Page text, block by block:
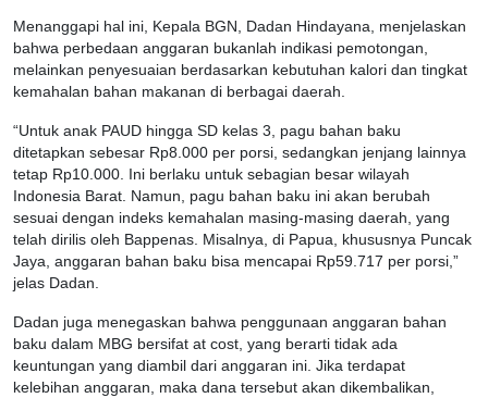
Menanggapi hal ini, Kepala BGN, Dadan Hindayana, menjelaskan
bahwa perbedaan anggaran bukanlah indikasi pemotongan,
melainkan penyesuaian berdasarkan kebutuhan kalori dan tingkat
kemahalan bahan makanan di berbagai daerah.
“Untuk anak PAUD hingga SD kelas 3, pagu bahan baku
ditetapkan sebesar Rp8.000 per porsi, sedangkan jenjang lainnya
tetap Rp10.000. Ini berlaku untuk sebagian besar wilayah
Indonesia Barat. Namun, pagu bahan baku ini akan berubah
sesuai dengan indeks kemahalan masing-masing daerah, yang
telah dirilis oleh Bappenas. Misalnya, di Papua, khususnya Puncak
Jaya, anggaran bahan baku bisa mencapai Rp59.717 per porsi,”
jelas Dadan.
Dadan juga menegaskan bahwa penggunaan anggaran bahan
baku dalam MBG bersifat at cost, yang berarti tidak ada
keuntungan yang diambil dari anggaran ini. Jika terdapat
kelebihan anggaran, maka dana tersebut akan dikembalikan,